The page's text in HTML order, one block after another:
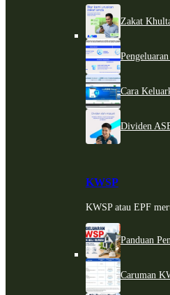
Zakat
Cara
Dividen
KWSP
KWSP atau EPF
Panduan
Caruman